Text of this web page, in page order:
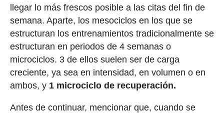
llegar lo más frescos posible a las citas del fin de
semana. Aparte, los mesociclos en los que se
estructuran los entrenamientos tradicionalmente se
estructuran en periodos de 4 semanas o
microciclos. 3 de ellos suelen ser de carga
creciente, ya sea en intensidad, en volumen o en
ambos, y 1 microciclo de recuperación.
Antes de continuar, mencionar que, cuando se